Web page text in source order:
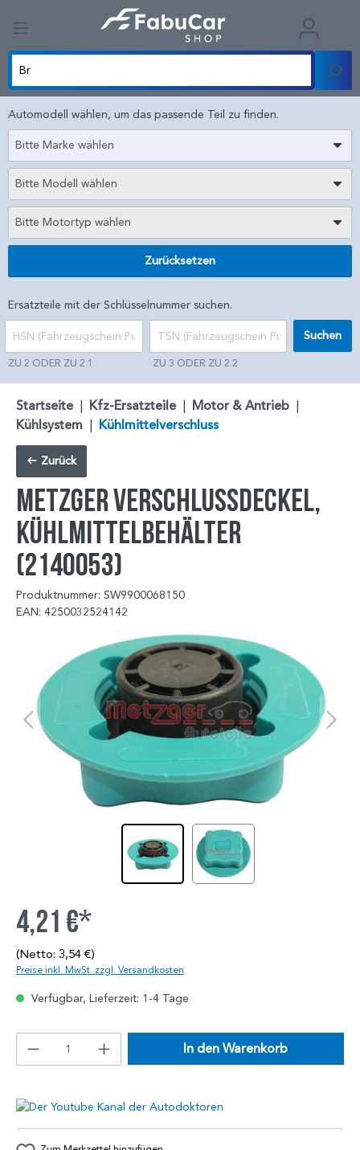
Automodell wählen, um das passende Teil zu finden.
Bitte Marke wählen
Bitte Modell wählen
Bitte Motortyp wählen
Zurücksetzen
Ersatzteile mit der Schlüsselnummer suchen.
ZU 2 ODER ZU 2.1 ZU 3 ODER ZU 2.2
Suchen
Startseite | Kfz-Ersatzteile | Motor & Antrieb |
Kühlsystem | Kühlmittelverschluss
Zurück
METZGER Verschlussdeckel,
Kühlmittelbehälter
(2140053)
Produktnummer: SW9900068150
EAN: 4250032524142
4,21 €*
(Netto: 3,54 €)
Preise inkl. MwSt. zzgl. Versandkosten
Verfügbar, Lieferzeit: 1-4 Tage
In den Warenkorb